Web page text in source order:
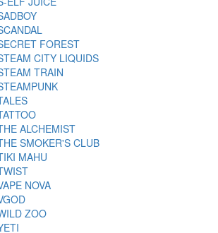
FOREST
CITY LIQUIDS
TRAIN
ALCHEMIST
SMOKER'S CLUB
MAHU
NOVA
ZOO